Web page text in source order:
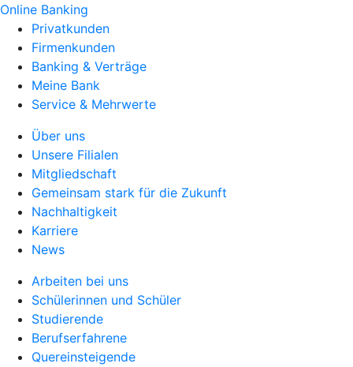
Online Banking
Privatkunden
Firmenkunden
Banking & Verträge
Meine Bank
Service & Mehrwerte
Über uns
Unsere Filialen
Mitgliedschaft
Gemeinsam stark für die Zukunft
Nachhaltigkeit
Karriere
News
Arbeiten bei uns
Schülerinnen und Schüler
Studierende
Berufserfahrene
Quereinsteigende